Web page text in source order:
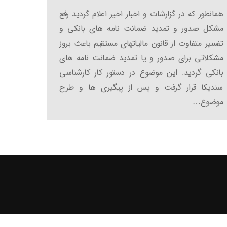
همانطور که در گزارشات و اخبار اخیر اعلام گردید رفع
مشکل صدور و تمدید ضمانت نامه های بانکی و
تفسیر متفاوت از قانون مالیاتهای مستقیم باعث بروز
مشکلاتی برای صدور و یا تمدید ضمانت نامه های
بانکی گردید. این موضوع در دستور کار کارشناسی
سندیکا قرار گرفت و پس از پیگیری ها و طرح
موضوع…